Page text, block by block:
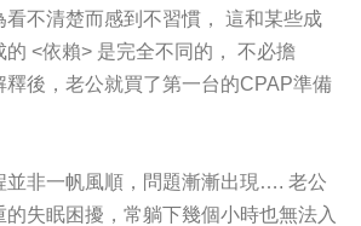
看不清楚而感到不習慣， 這和某些成
的 <依賴> 是完全不同的， 不必擔
釋後，老公就買了第一台的CPAP準備
並非一帆風順，問題漸漸出現…. 老公
的失眠困擾，常躺下幾個小時也無法入